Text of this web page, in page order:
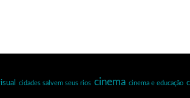
cidades salvem seus rios cinema cinema e educação